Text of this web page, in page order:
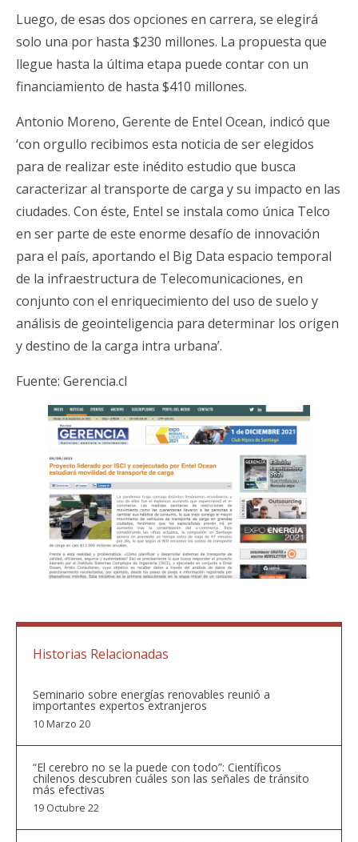
Luego, de esas dos opciones en carrera, se elegirá
solo una por hasta $230 millones. La propuesta que
llegue hasta la última etapa puede contar con un
financiamiento de hasta $410 millones.
Antonio Moreno, Gerente de Entel Ocean, indicó que
‘con orgullo recibimos esta noticia de ser elegidos
para de realizar este inédito estudio que busca
caracterizar al transporte de carga y su impacto en las
ciudades. Con éste, Entel se instala como única Telco
en ser parte de este enorme desafío de innovación
para el país, aportando el Big Data espacio temporal
de la infraestructura de Telecomunicaciones, en
conjunto con el enriquecimiento del uso de suelo y
análisis de geointeligencia para determinar los origen
y destino de la carga intra urbana’.
Fuente: Gerencia.cl
Historias Relacionadas
Seminario sobre energías renovables reunió a
importantes expertos extranjeros
10 Marzo 20
“El cerebro no se la puede con todo”: Científicos
chilenos descubren cuáles son las señales de tránsito
más efectivas
19 Octubre 22